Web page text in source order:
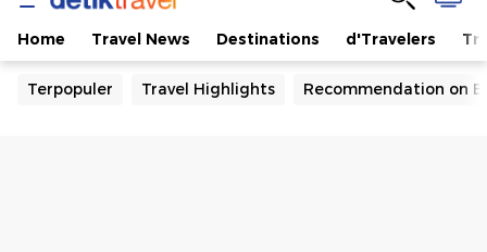
Home Travel News Destinations d'Travelers
Terpopuler Travel Highlights Recommendation on